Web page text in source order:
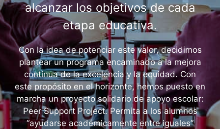
alcanzar los objetivos de cada
etapa educativa.
Con la idea de potenciar este valor, decidimos
plantear un programa encaminado a la mejora
continua de la excelencia y la equidad. Con
este propósito en el horizonte, hemos puesto en
marcha un proyecto solidario de apoyo escolar:
Peer Support Project. Permita a los alumnos
“ayudarse académicamente entre iguales”